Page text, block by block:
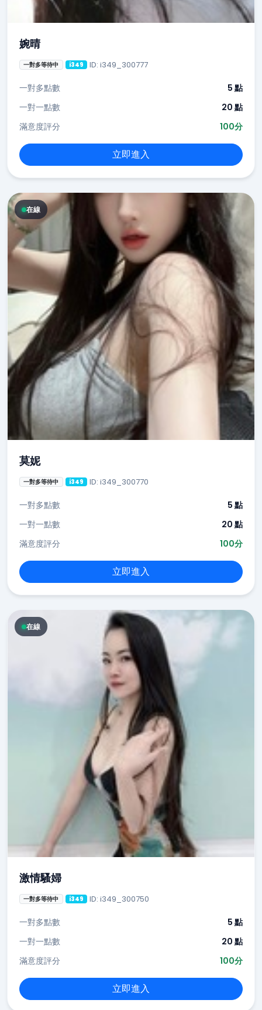
婉晴
一對多等待中 i349 ID: i349_300777
一對多點數
5 點
一對一點數
20 點
滿意度評分
100分
立即進入
在線
莫妮
一對多等待中 i349 ID: i349_300770
一對多點數
5 點
一對一點數
20 點
滿意度評分
100分
立即進入
在線
激情騷婦
一對多等待中 i349 ID: i349_300750
一對多點數
5 點
一對一點數
20 點
滿意度評分
100分
立即進入